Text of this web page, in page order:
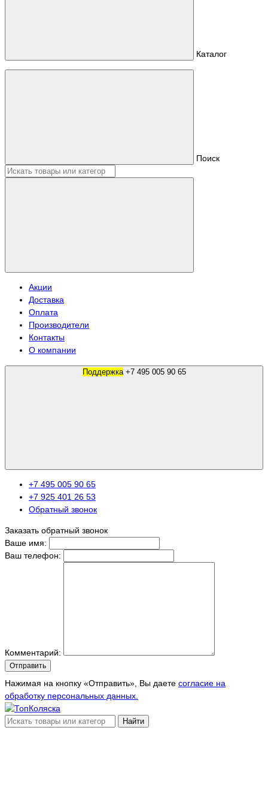
Каталог
Поиск
Акции
Доставка
Оплата
Производители
Контакты
О компании
Поддержка +7 495 005 90 65
+7 495 005 90 65
+7 925 401 26 53
Обратный звонок
Заказать обратный звонок
Ваше имя:
Ваш телефон:
Комментарий:
Отправить
Нажимая на кнопку «Отправить», Вы даете согласие на
обработку персональных данных.
Найти